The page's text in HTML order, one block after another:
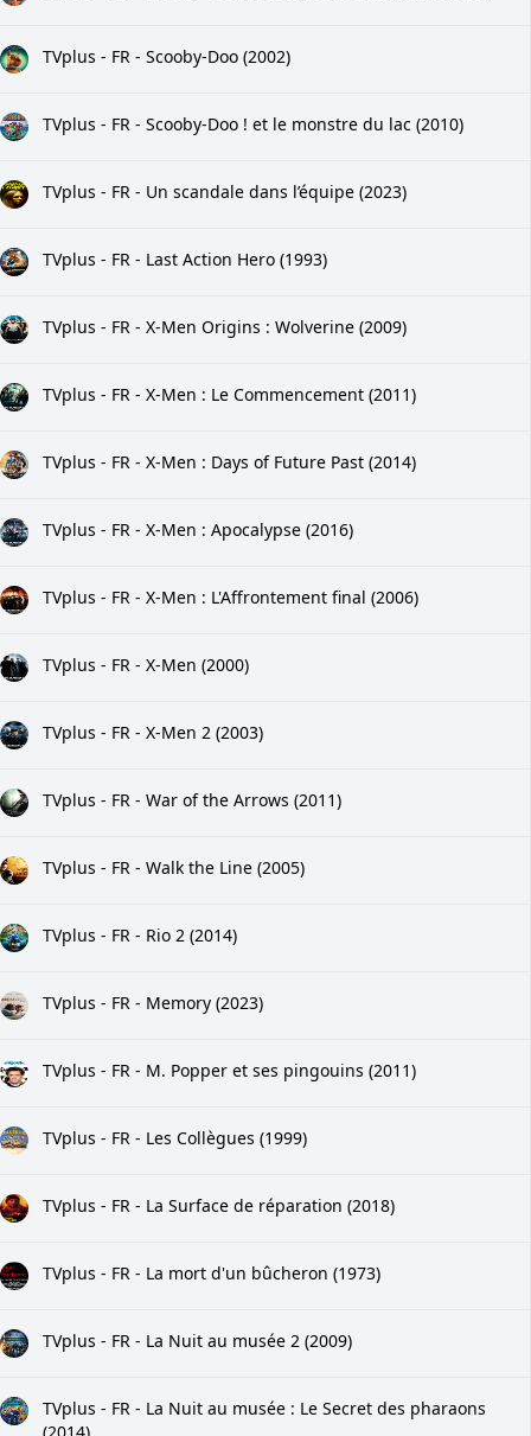
TVplus - FR - Scooby-Doo (2002)
TVplus - FR - Scooby-Doo ! et le monstre du lac (2010)
TVplus - FR - Un scandale dans l’équipe (2023)
TVplus - FR - Last Action Hero (1993)
TVplus - FR - X-Men Origins : Wolverine (2009)
TVplus - FR - X-Men : Le Commencement (2011)
TVplus - FR - X-Men : Days of Future Past (2014)
TVplus - FR - X-Men : Apocalypse (2016)
TVplus - FR - X-Men : L'Affrontement final (2006)
TVplus - FR - X-Men (2000)
TVplus - FR - X-Men 2 (2003)
TVplus - FR - War of the Arrows (2011)
TVplus - FR - Walk the Line (2005)
TVplus - FR - Rio 2 (2014)
TVplus - FR - Memory (2023)
TVplus - FR - M. Popper et ses pingouins (2011)
TVplus - FR - Les Collègues (1999)
TVplus - FR - La Surface de réparation (2018)
TVplus - FR - La mort d'un bûcheron (1973)
TVplus - FR - La Nuit au musée 2 (2009)
TVplus - FR - La Nuit au musée : Le Secret des pharaons